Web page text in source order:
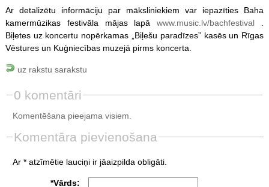
Ar detalizētu informāciju par māksliniekiem var iepazīties Baha
kamermūzikas festivāla mājas lapāwww.music.lv/bachfestival
Biļetes uz koncertu nopērkamas „Biļešu paradīzes” kasēs un Rīgas
Vēstures un Kuģniecības muzejā pirms koncerta.
uz rakstu sarakstu
0 komentāri
Komentēšana pieejama visiem.
Komentāra pievienošana
Ar * atzīmētie lauciņi ir jāaizpilda obligāti.
*Vārds: